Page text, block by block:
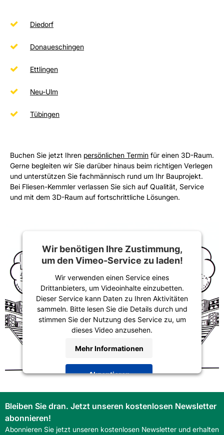
Diedorf
Donaueschingen
Ettlingen
Neu-Ulm
Tübingen
Buchen Sie jetzt Ihren persönlichen Termin für einen 3D-Raum.
Gerne begleiten wir Sie darüber hinaus beim richtigen Verlegen
und unterstützen Sie fachmännisch rund um Ihr Bauprojekt.
Bei Fliesen-Kemmler verlassen Sie sich auf Qualität, Service
und mit dem 3D-Raum auf fortschrittliche Lösungen.
Wir benötigen Ihre Zustimmung,
um den Vimeo-Service zu laden!
Wir verwenden einen Service eines
Drittanbieters, um Videoinhalte einzubetten.
Dieser Service kann Daten zu Ihren Aktivitäten
sammeln. Bitte lesen Sie die Details durch und
stimmen Sie der Nutzung des Service zu, um
dieses Video anzusehen.
Mehr Informationen
Akzeptieren
powered byUsercentrics Consent
Management Platform&Trusted Shops
Bleiben Sie dran. Jetzt unseren kostenlosen Newsletter
abonnieren!
Abonnieren Sie jetzt unseren kostenlosen Newsletter und erhalten